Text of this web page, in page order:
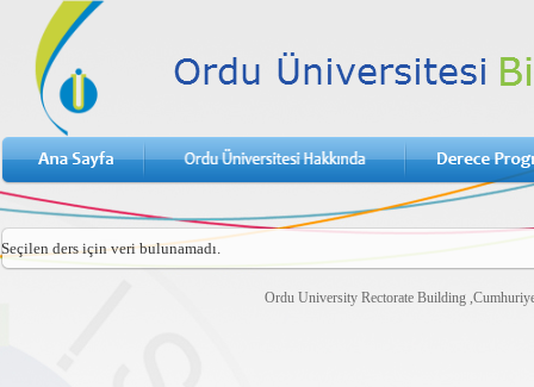
Seçilen ders için veri bulunamadı.
Ordu University Rectorate Building